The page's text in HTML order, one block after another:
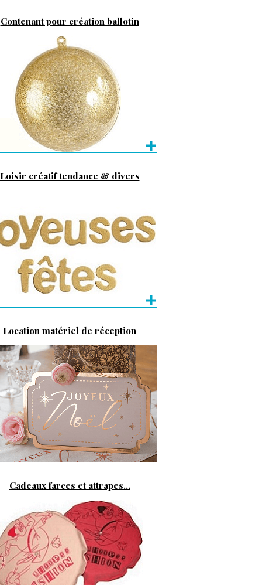
Contenant pour création ballotin
Loisir créatif tendance & divers
Location matériel de réception
Cadeaux farces et attrapes...